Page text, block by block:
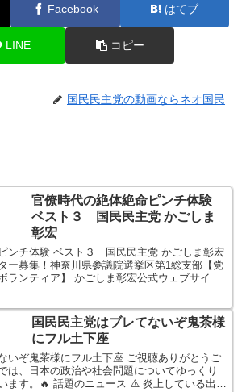
Facebook はてブ
LINE コピー
国民民主党の動画ならネオ国民
官僚時代の絶体絶命ピンチ体験
ベスト３ 国民民主党 かごしま
彰宏
ンチ体験 ベスト３ 国民民主党 かごしま彰宏
ー募集！神奈川県参議院選挙区第1総支部【党
ランティア】 かごしま彰宏公式ウェブサイト
国民民主党はブレてないぞ鬼茶様
にフル土下座
いぞ鬼茶様にフル土下座 ご視聴ありがとうご
は、日本の政治や社会問題についてゆっくり
ます。🔥 話題のニュース ⚠️ 炎上している出来